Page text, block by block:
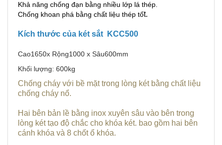
Khả năng chống đạn bằng nhiều lớp lá thép.
Chống khoan phá bằng chất liệu thép tốt.
Kích thước của két sắt KCC500
Cao1650x Rộng1000 x Sâu600mm
Khối lượng: 600kg
Chống cháy với bề mặt trong lòng két bằng chất liệu
chống cháy nổ.
Hai bên bản lề bằng inox xuyên sâu vào bên trong
lòng két tạo độ chắc cho khóa két. bao gồm hai bên
cánh khóa và 8 chốt ổ khóa.